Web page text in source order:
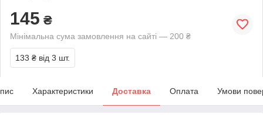
145 ₴
Мінімальна сума замовлення на сайті — 200 ₴
133 ₴ від 3 шт.
Характеристики Доставка Оплата Умови